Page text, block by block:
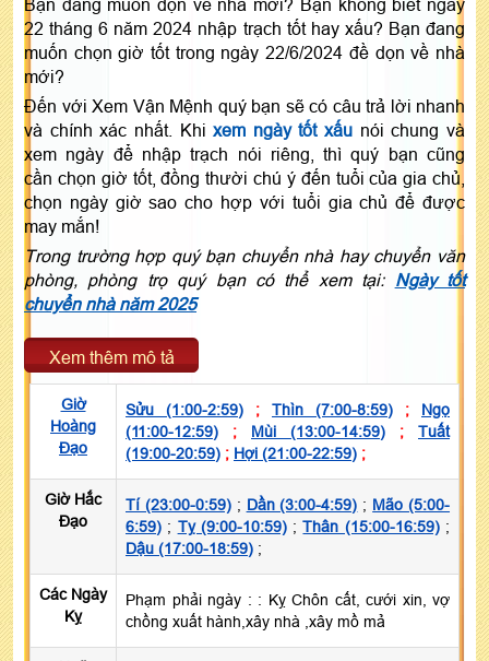
Bạn đang muốn dọn về nhà mới? Bạn không biết ngày
22 tháng 6 năm 2024 nhập trạch tốt hay xấu? Bạn đang
muốn chọn giờ tốt trong ngày 22/6/2024 đề dọn về nhà
mới?
Đến với Xem Vận Mệnh quý bạn sẽ có câu trả lời nhanh
và chính xác nhất. Khixem ngày tốt xấu nói chung và
xem ngày để nhập trạch nói riêng, thì quý bạn cũng
cần chọn giờ tốt, đồng thười chú ý đến tuổi của gia chủ,
chọn ngày giờ sao cho hợp với tuổi gia chủ để được
may mắn!
Trong trường hợp quý bạn chuyển nhà hay chuyển văn
phòng, phòng trọ quý bạn có thể xem tại: Ngày tốt
chuyển nhà năm 2025
Xem thêm mô tả
Giờ
Hoàng
Đạo
Sửu (1:00-2:59) ; Thìn (7:00-8:59) ; Ngọ
(11:00-12:59) ; Mùi (13:00-14:59) ; Tuất
(19:00-20:59) ; Hợi (21:00-22:59) ;
Giờ Hắc
Đạo
Tí (23:00-0:59); Dần (3:00-4:59) ; Mão (5:00-
6:59) ; Tỵ (9:00-10:59);Thân (15:00-16:59);
Dậu (17:00-18:59) ;
Các Ngày
Kỵ
Phạm phải ngày : : Kỵ Chôn cất, cưới xin, vợ
chồng xuất hành,xây nhà ,xây mồ mả